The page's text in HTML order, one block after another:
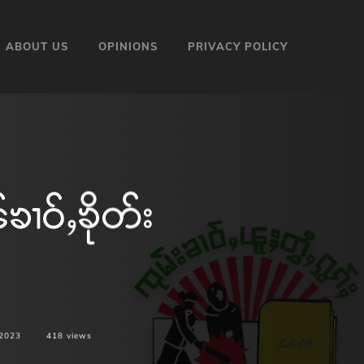
ABOUT US OPINIONS PRIVACY POLICY
ၢဝ်ႇၶိုတ်း
418 views